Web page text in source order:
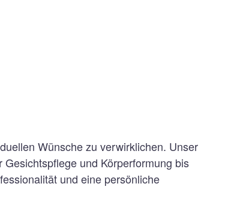
Wünsche zu verwirklichen. Unser
und Körperformung bis
und eine persönliche